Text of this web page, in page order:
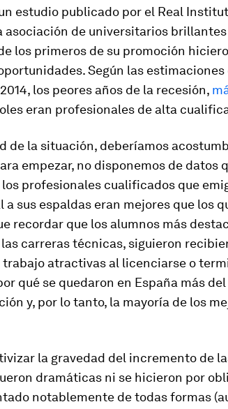
estudio publicado por el Real
asociación de universitarios
los primeros de su promoción
Según las
los peores años de la recesión,
eran profesionales de alta
de la situación, deberíamos
empezar, no disponemos de datos
profesionales cualificados que
sus espaldas eran mejores que los
recordar que los alumnos más
carreras técnicas, siguieron
atractivas al licenciarse o
qué se quedaron en España más
y, por lo tanto, la mayoría de los
la gravedad del incremento de
dramáticas ni se hicieron por
notablemente de todas formas